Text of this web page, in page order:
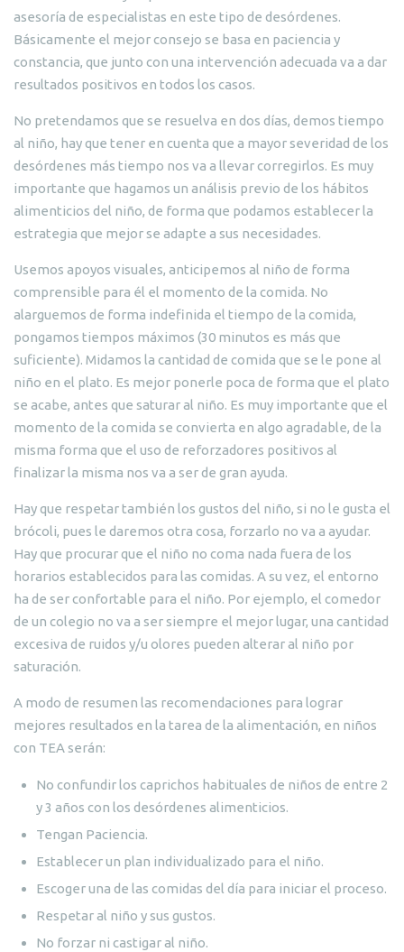
asesoría de especialistas en este tipo de desórdenes.
Básicamente el mejor consejo se basa en paciencia y
constancia, que junto con una intervención adecuada va a dar
resultados positivos en todos los casos.
No pretendamos que se resuelva en dos días, demos tiempo
al niño, hay que tener en cuenta que a mayor severidad de los
desórdenes más tiempo nos va a llevar corregirlos. Es muy
importante que hagamos un análisis previo de los hábitos
alimenticios del niño, de forma que podamos establecer la
estrategia que mejor se adapte a sus necesidades.
Usemos apoyos visuales, anticipemos al niño de forma
comprensible para él el momento de la comida. No
alarguemos de forma indefinida el tiempo de la comida,
pongamos tiempos máximos (30 minutos es más que
suficiente). Midamos la cantidad de comida que se le pone al
niño en el plato. Es mejor ponerle poca de forma que el plato
se acabe, antes que saturar al niño. Es muy importante que el
momento de la comida se convierta en algo agradable, de la
misma forma que el uso de reforzadores positivos al
finalizar la misma nos va a ser de gran ayuda.
Hay que respetar también los gustos del niño, si no le gusta el
brócoli, pues le daremos otra cosa, forzarlo no va a ayudar.
Hay que procurar que el niño no coma nada fuera de los
horarios establecidos para las comidas. A su vez, el entorno
ha de ser confortable para el niño. Por ejemplo, el comedor
de un colegio no va a ser siempre el mejor lugar, una cantidad
excesiva de ruidos y/u olores pueden alterar al niño por
saturación.
A modo de resumen las recomendaciones para lograr
mejores resultados en la tarea de la alimentación, en niños
con TEA serán:
No confundir los caprichos habituales de niños de entre 2
y 3 años con los desórdenes alimenticios.
Tengan Paciencia.
Establecer un plan individualizado para el niño.
Escoger una de las comidas del día para iniciar el proceso.
Respetar al niño y sus gustos.
No forzar ni castigar al niño.